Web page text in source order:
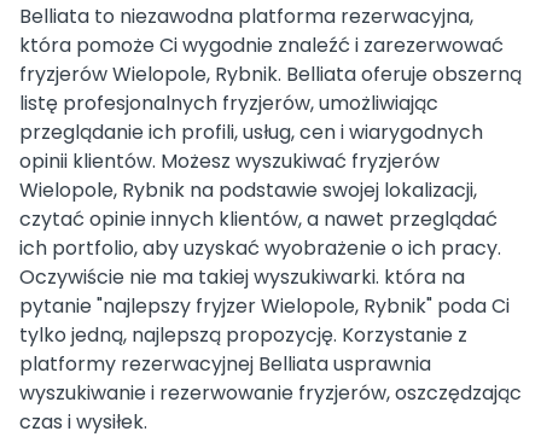
Belliata to niezawodna platforma rezerwacyjna,
która pomoże Ci wygodnie znaleźć i zarezerwować
fryzjerów Wielopole, Rybnik. Belliata oferuje obszerną
listę profesjonalnych fryzjerów, umożliwiając
przeglądanie ich profili, usług, cen i wiarygodnych
opinii klientów. Możesz wyszukiwać fryzjerów
Wielopole, Rybnik na podstawie swojej lokalizacji,
czytać opinie innych klientów, a nawet przeglądać
ich portfolio, aby uzyskać wyobrażenie o ich pracy.
Oczywiście nie ma takiej wyszukiwarki. która na
pytanie "najlepszy fryjzer Wielopole, Rybnik" poda Ci
tylko jedną, najlepszą propozycję. Korzystanie z
platformy rezerwacyjnej Belliata usprawnia
wyszukiwanie i rezerwowanie fryzjerów, oszczędzając
czas i wysiłek.